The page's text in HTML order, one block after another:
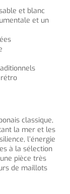
et blanc
et un
rétro
classique,
la mer et les
l’énergie
à la sélection
pièce très
de maillots